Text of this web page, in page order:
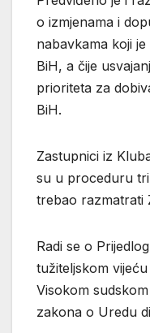
o izmjenama i
nabavkama koji
BiH, a čije
prioriteta za
BiH.
Zastupnici iz
su u proceduru
trebao razmatrati
Radi se o
tužiteljskom
Visokom
zakona o Uredu